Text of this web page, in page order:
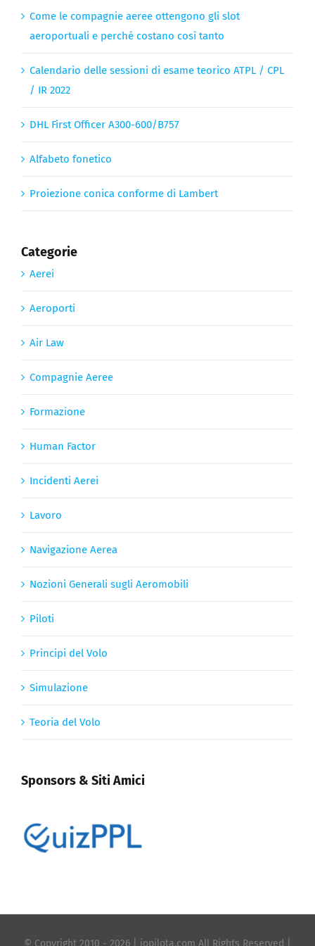
Come le compagnie aeree ottengono gli slot
aeroportuali e perché costano così tanto
Calendario delle sessioni di esame teorico ATPL / CPL
/ IR 2022
DHL First Officer A300-600/B757
Alfabeto fonetico
Proiezione conica conforme di Lambert
Categorie
Aerei
Aeroporti
Air Law
Compagnie Aeree
Formazione
Human Factor
Incidenti Aerei
Lavoro
Navigazione Aerea
Nozioni Generali sugli Aeromobili
Piloti
Principi del Volo
Simulazione
Teoria del Volo
Sponsors & Siti Amici
© Copyright 2010 - 2026 | iopilota.com All Rights Reserved |